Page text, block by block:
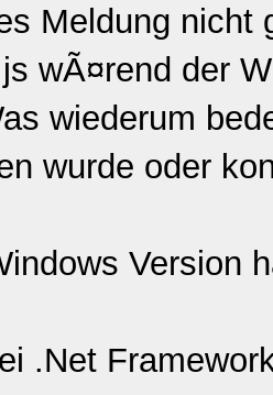
Meldung nicht
wÃ¤rend der
wiederum
wurde oder
Version
.Net